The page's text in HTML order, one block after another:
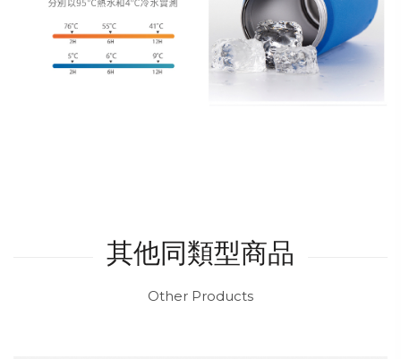
其他同類型商品
Other Products